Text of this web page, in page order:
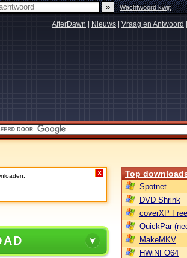
|Wachtwoord kwijt
AfterDawn Nieuws Vraag en Antwoord
X Top
Spotnet
DVD Shrink
coverXP Free
QuickPar
MakeMKV
HWiNFO64